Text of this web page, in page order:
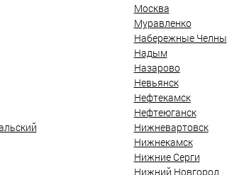
Москва
Муравленко
Набережные Челны
Надым
Назарово
Невьянск
Нефтекамск
Нефтеюганск
Нижневартовск
Нижнекамск
Нижние Серги
Нижний Новгород